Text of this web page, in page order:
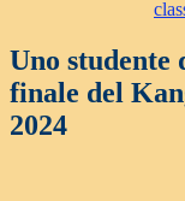
Uno
finale del
2024